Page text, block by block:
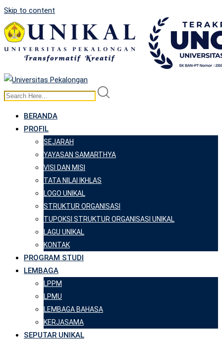
Skip to content
BERANDA
PROFIL
SEJARAH
YAYASAN SAMARTHYA
VISI DAN MISI
TATA NILAI IKHLAS
LOGO UNIKAL
STRUKTUR ORGANISASI
TUPOKSI STRUKTUR ORGANISASI UNIKAL
LAGU UNIKAL
KONTAK
PROGRAM STUDI
LEMBAGA
LPPM
LPMU
LEMBAGA BAHASA
KERJASAMA
SEPUTAR UNIKAL